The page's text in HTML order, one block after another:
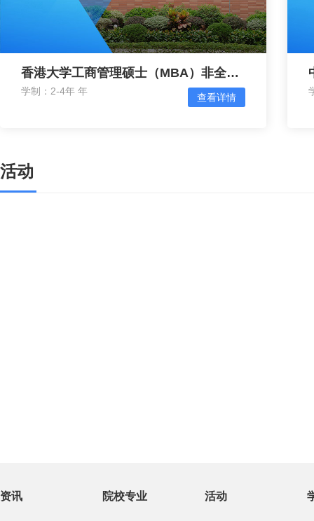
香港大学工商管理硕士（MBA）非全日制
学制：2-4年 年
查看详情
活动
资讯 院校专业 活动